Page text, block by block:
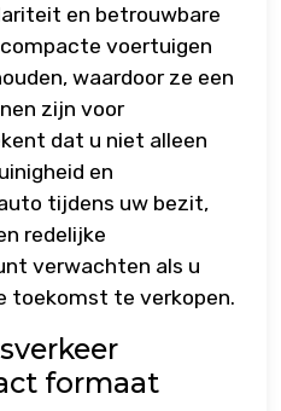
en betrouwbare
voertuigen
waardoor ze een
zijn voor
dat u niet alleen
en
tijdens uw bezit,
redelijke
verwachten als u
toekomst te verkopen.
formaat